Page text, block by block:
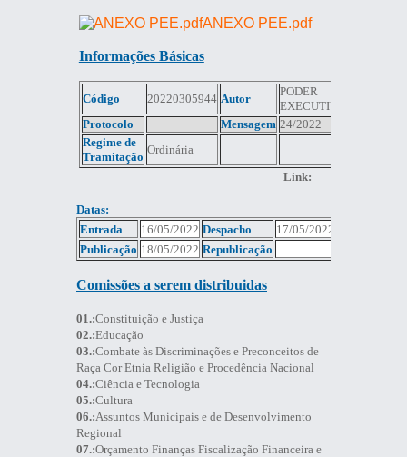
ANEXO PEE.pdf
Informações Básicas
Código 20220305944 Autor
PODER
EXECUTIVO
Protocolo
Mensagem 24/2022
Regime de
Tramitação
Ordinária
Link:
Datas:
Entrada
16/05/2022 Despacho
17/05/2022
Publicação 18/05/2022 Republicação
Comissões a serem distribuidas
01.:Constituição e Justiça
02.:Educação
03.:Combate às Discriminações e Preconceitos de
Raça Cor Etnia Religião e Procedência Nacional
04.:Ciência e Tecnologia
05.:Cultura
06.:Assuntos Municipais e de Desenvolvimento
Regional
07.:Orçamento Finanças Fiscalização Financeira e